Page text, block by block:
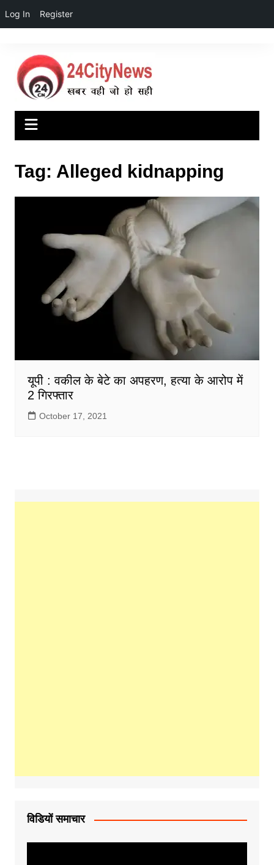
Log In Register
content
Tag: Alleged kidnapping
यूपी : वकील के बेटे का अपहरण, हत्या के आरोप में
2 गिरफ्तार
October 17, 2021
विडियों समाचार